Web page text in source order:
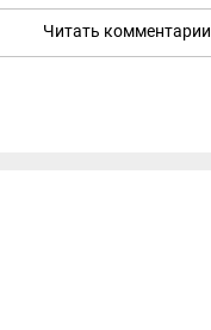
Читать комментарии